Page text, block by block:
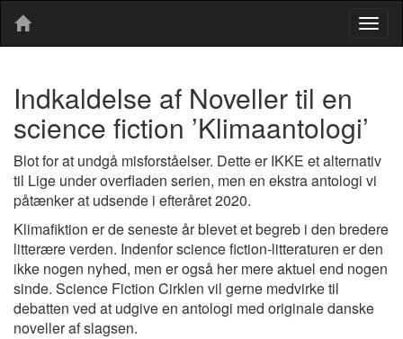
Indkaldelse af Noveller til en
science fiction ’Klimaantologi’
Blot for at undgå misforståelser. Dette er IKKE et alternativ
til Lige under overfladen serien, men en ekstra antologi vi
påtænker at udsende i efteråret 2020.
Klimafiktion er de seneste år blevet et begreb i den bredere
litterære verden. Indenfor science fiction-litteraturen er den
ikke nogen nyhed, men er også her mere aktuel end nogen
sinde. Science Fiction Cirklen vil gerne medvirke til
debatten ved at udgive en antologi med originale danske
noveller af slagsen.